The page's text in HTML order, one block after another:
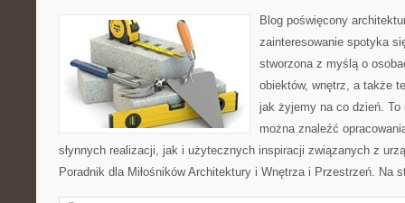
Blog poświęcony
zainteresowanie spotyka
stworzona z myślą o
obiektów, wnętrz, a także
jak żyjemy na co dzień.
można znaleźć
słynnych realizacji, jak i użytecznych inspiracji związanych z
Poradnik dla Miłośników Architektury i Wnętrza i Przestrzeń.